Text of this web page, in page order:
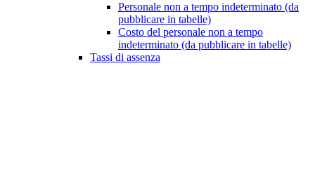
Personale non a tempo indeterminato (da
pubblicare in tabelle)
Costo del personale non a tempo
indeterminato (da pubblicare in tabelle)
Tassi di assenza